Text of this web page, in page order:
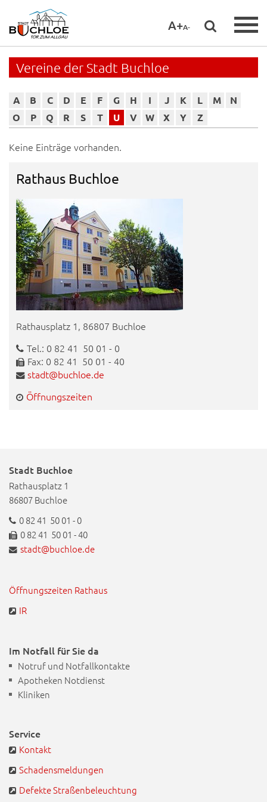
A+A-
Vereine der Stadt Buchloe
A B C D E F G H I J K L M
N
O
P Q R S T U V W X Y Z
Keine Einträge vorhanden.
Rathaus Buchloe
Rathausplatz 1, 86807 Buchloe
Tel.: 0 82 41 50 01 - 0
Fax: 0 82 41 50 01 - 40
stadt@buchloe.de
Öffnungszeiten
Stadt Buchloe
Rathausplatz 1
86807 Buchloe
0 82 41 50 01 - 0
0 82 41 50 01 - 40
stadt@buchloe.de
Öffnungszeiten Rathaus
IR
Im Notfall für Sie da
Notruf und Notfallkontakte
Apotheken Notdienst
Kliniken
Service
Kontakt
Schadensmeldungen
Defekte Straßenbeleuchtung